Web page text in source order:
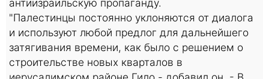
"Палестинцы постоянно уклоняются от диалога
и используют любой предлог для дальнейшего
затягивания времени, как было с решением о
строительстве новых кварталов в